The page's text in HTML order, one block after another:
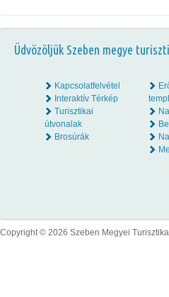
Üdvözöljük Szeben megye
Kapcsolatfelvétel
Interaktív Térkép
Turisztikai
útvonalak
Brosúrák
Copyright © 2026 Szeben Megyei